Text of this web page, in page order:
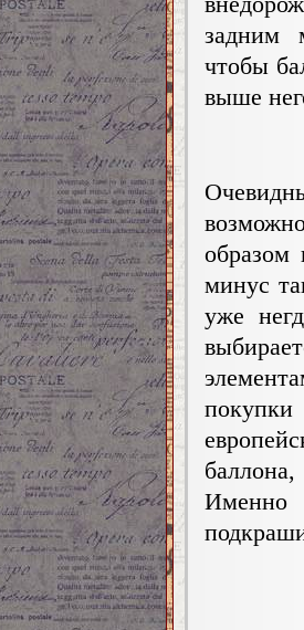
задним
чтобы
выше
образом
минус
уже